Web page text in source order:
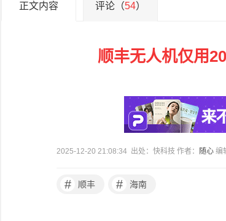
正文内容 评论（54）
顺丰无人机仅用
2025-12-20 21:08:34 出处：快科技 作者： 随心 编
# 顺丰 # 海南